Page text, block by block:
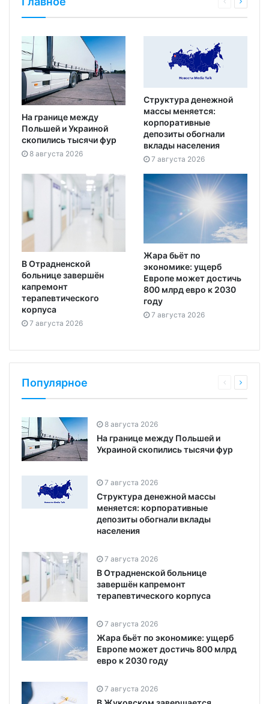
На границе между
Польшей и Украиной
скопились тысячи фур
8 августа 2026
Структура денежной
массы меняется:
корпоративные
депозиты обогнали
вклады населения
7 августа 2026
В Отрадненской
больнице завершён
капремонт
терапевтического
корпуса
7 августа 2026
Жара бьёт по
экономике: ущерб
Европе может достичь
800 млрд евро к 2030
году
7 августа 2026
Популярное
8 августа 2026
На границе между Польшей и
Украиной скопились тысячи фур
7 августа 2026
Структура денежной массы
меняется: корпоративные
депозиты обогнали вклады
населения
7 августа 2026
В Отрадненской больнице
завершён капремонт
терапевтического корпуса
7 августа 2026
Жара бьёт по экономике: ущерб
Европе может достичь 800 млрд
евро к 2030 году
7 августа 2026